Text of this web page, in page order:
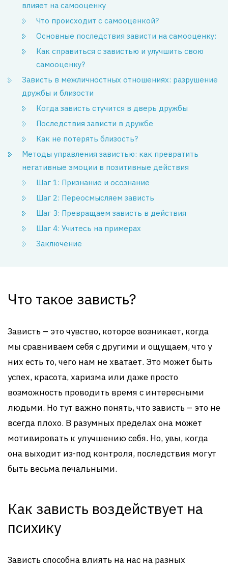
влияет на самооценку
Что происходит с самооценкой?
Основные последствия зависти на самооценку:
Как справиться с завистью и улучшить свою
самооценку?
Зависть в межличностных отношениях: разрушение
дружбы и близости
Когда зависть стучится в дверь дружбы
Последствия зависти в дружбе
Как не потерять близость?
Методы управления завистью: как превратить
негативные эмоции в позитивные действия
Шаг 1: Признание и осознание
Шаг 2: Переосмысляем зависть
Шаг 3: Превращаем зависть в действия
Шаг 4: Учитесь на примерах
Заключение
Что такое зависть?
Зависть – это чувство, которое возникает, когда
мы сравниваем себя с другими и ощущаем, что у
них есть то, чего нам не хватает. Это может быть
успех, красота, харизма или даже просто
возможность проводить время с интересными
людьми. Но тут важно понять, что зависть – это не
всегда плохо. В разумных пределах она может
мотивировать к улучшению себя. Но, увы, когда
она выходит из-под контроля, последствия могут
быть весьма печальными.
Как зависть воздействует на
психику
Зависть способна влиять на нас на разных